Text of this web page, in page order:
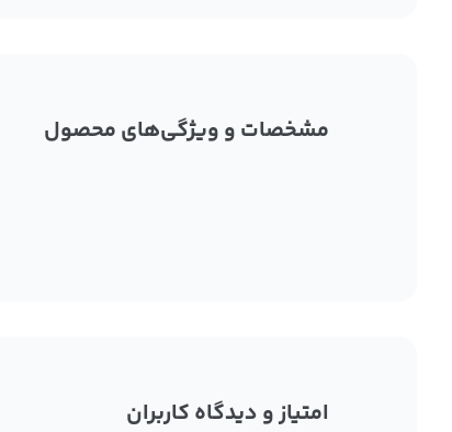
مشخصات و ویژگی‌های محصول
امتیاز و دیدگاه کاربران